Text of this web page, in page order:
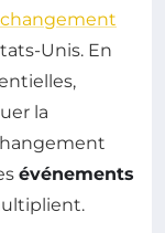
changement
Unis. En
la
événements